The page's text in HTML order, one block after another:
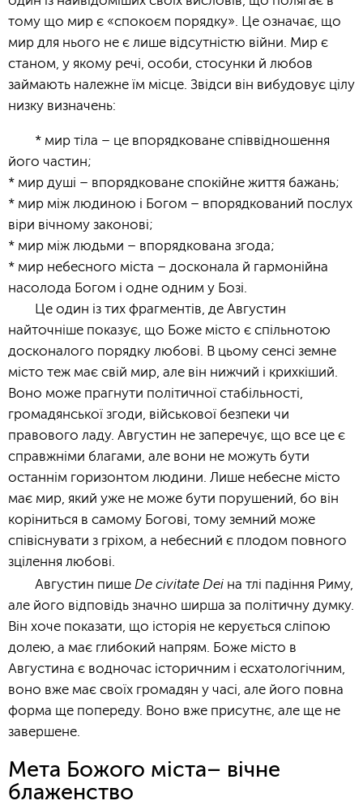
тому що мир є «спокоєм порядку». Це означає, що
мир для нього не є лише відсутністю війни. Мир є
станом, у якому речі, особи, стосунки й любов
займають належне їм місце. Звідси він вибудовує цілу
низку визначень:
* мир тіла – це впорядковане співвідношення
його частин;
* мир душі – впорядковане спокійне життя бажань;
* мир між людиною і Богом – впорядкований послух
віри вічному законові;
* мир між людьми – впорядкована згода;
* мир небесного міста – досконала й гармонійна
насолода Богом і одне одним у Бозі.
Це один із тих фрагментів, де Августин
найточніше показує, що Боже місто є спільнотою
досконалого порядку любові. В цьому сенсі земне
місто теж має свій мир, але він нижчий і крихкіший.
Воно може прагнути політичної стабільності,
громадянської згоди, військової безпеки чи
правового ладу. Августин не заперечує, що все це є
справжніми благами, але вони не можуть бути
останнім горизонтом людини. Лише небесне місто
має мир, який уже не може бути порушений, бо він
коріниться в самому Богові, тому земний може
співіснувати з гріхом, а небесний є плодом повного
зцілення любові.
Августин пишеDe civitate Dei на тлі падіння Риму,
але його відповідь значно ширша за політичну думку.
Він хоче показати, що історія не керується сліпою
долею, а має глибокий напрям. Боже місто в
Августина є водночас історичним і есхатологічним,
воно вже має своїх громадян у часі, але його повна
форма ще попереду. Воно вже присутнє, але ще не
завершене.
Мета Божого міста– вічне
блаженство